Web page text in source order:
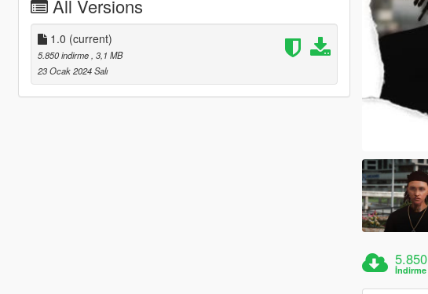
All Versions
1.0 (current)
5.850 indirme , 3,1 MB
23 Ocak 2024 Salı
5.850
İndirme